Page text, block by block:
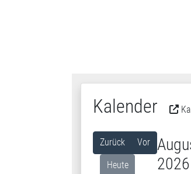
Kalender
Zurück Vor
Heute
2026